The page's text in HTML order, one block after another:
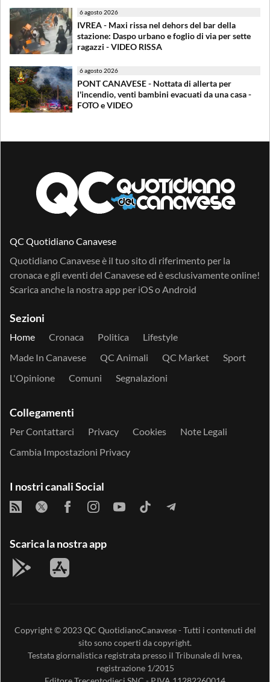
6 agosto 2026
IVREA - Maxi rissa nel dehors del bar della
stazione: Daspo urbano e foglio di via per sette
ragazzi - VIDEO RISSA
6 agosto 2026
PONT CANAVESE - Nottata di allerta per
l'incendio, venti bambini evacuati da una casa -
FOTO e VIDEO
QC Quotidiano Canavese
Quotidiano Canavese è il tuo sito di riferimento per la
cronaca e gli eventi del Canavese ed è esclusivamente online!
Scarica anche la nostra app per iOSoAndroid
Sezioni
Home Cronaca Politica
Lifestyle
Made In Canavese
QC Animali QC Market
Sport
L'Opinione
Comuni Segnalazioni
Collegamenti
Per Contattarci Privacy Cookies
Note Legali
Cambia Impostazioni Privacy
I nostri canali Social
Scarica la nostra app
Copyright © 2023QC QuotidianoCanavese- Tutti i contenuti del
sito sono coperti da copyright.
Testata giornalistica registrata presso il Tribunale di Ivrea,
registrazione 1/2015